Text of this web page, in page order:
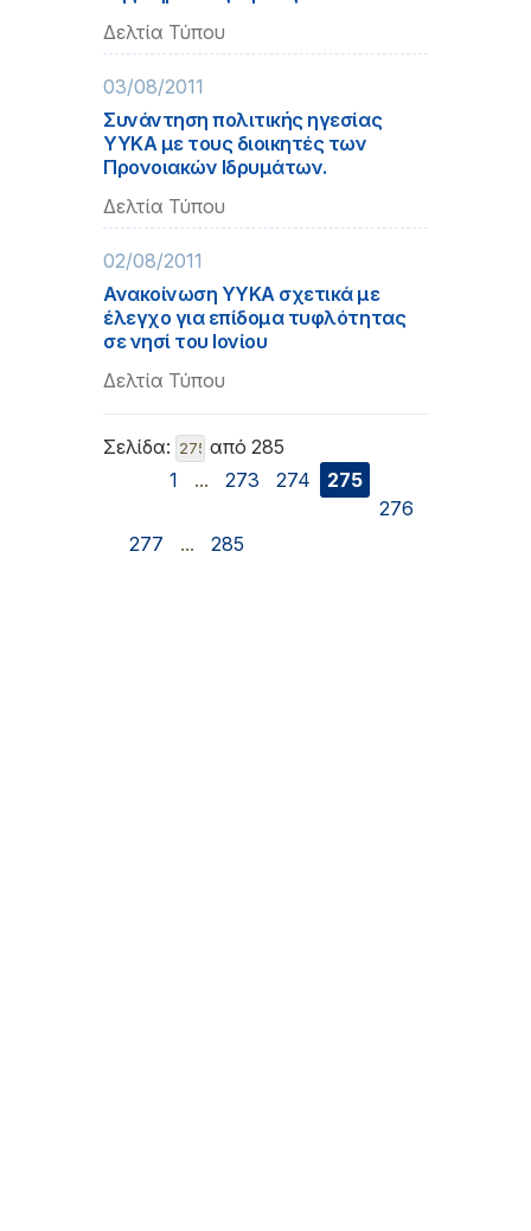
Δελτία Τύπου
03/08/2011
Συνάντηση πολιτικής ηγεσίας
ΥΥΚΑ με τους διοικητές των
Προνοιακών Ιδρυμάτων.
Δελτία Τύπου
02/08/2011
Ανακοίνωση ΥΥΚΑ σχετικά με
έλεγχο για επίδομα τυφλότητας
σε νησί του Ιονίου
Δελτία Τύπου
Σελίδα:
από 285
1
... 273 274
275
276
277
... 285